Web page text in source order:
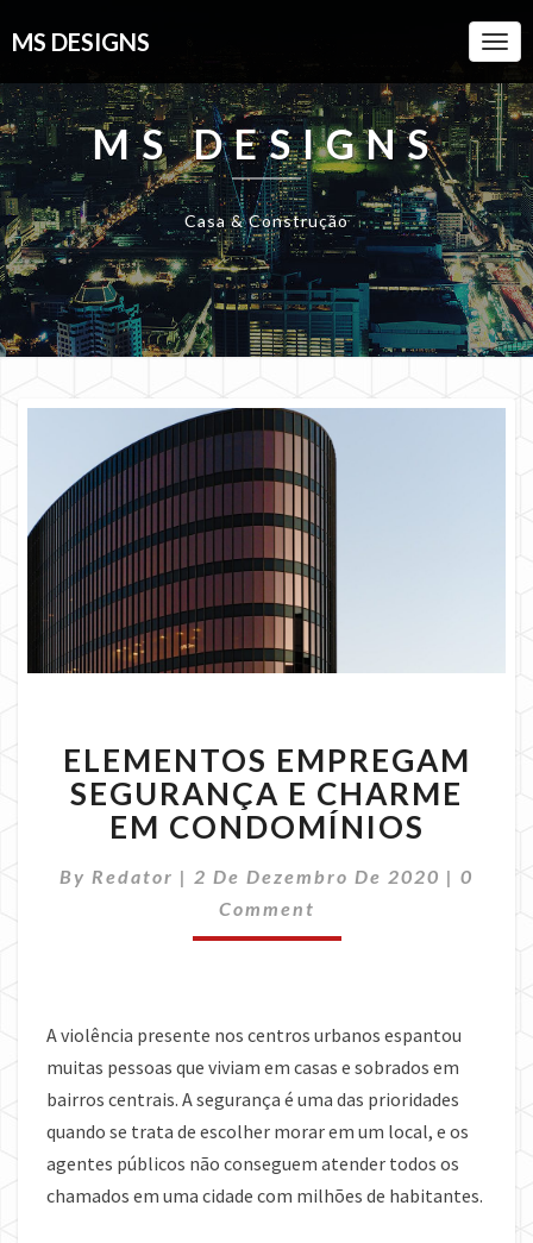
MS DESIGNS
MS DESIGNS
Casa & Construção
EMPREGAM
SEGURANÇA
E
CHARME
CONDOMÍNIOS
ELEMENTOS EMPREGAM
SEGURANÇA E CHARME
EM CONDOMÍNIOS
By Redator | 2 De Dezembro De 2020 | 0
Comment
A violência presente nos centros urbanos espantou
muitas pessoas que viviam em casas e sobrados em
bairros centrais. A segurança é uma das prioridades
quando se trata de escolher morar em um local, e os
agentes públicos não conseguem atender todos os
chamados em uma cidade com milhões de habitantes.